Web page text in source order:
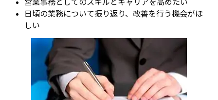
日頃の業務について振り返り、改善を行う機会がほ
しい